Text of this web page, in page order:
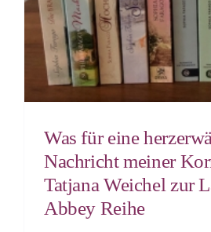
Was für eine
Nachricht meiner
Tatjana Weichel zur
Abbey Reihe